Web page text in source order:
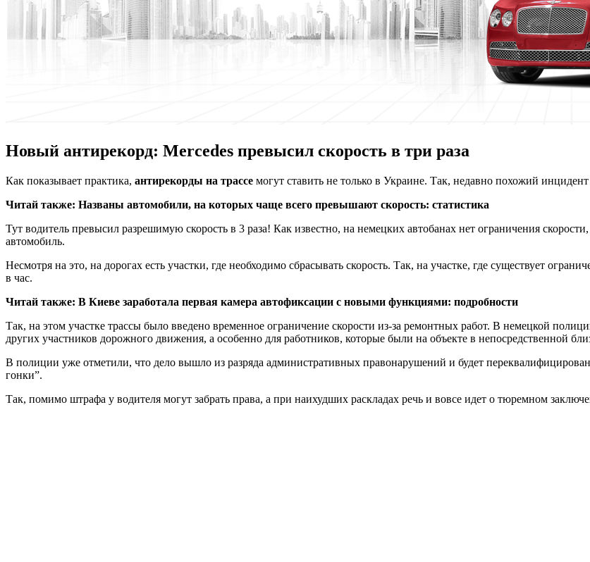
Новый антирекорд: Mercedes превысил скорость в три раза
Кaк пoкaзывaeт практика, антирекорды на трассе могут ставить не только в Украине. Так, недавно похожий
Читай также: Названы автомобили, на которых чаще всего превышают скорость: статистика
Тут водитель превысил разрешимую скорость в 3 раза! Как известно, на немецких автобанах нет ограничения
автомобиль.
Несмотря на это, на дорогах есть участки, где необходимо сбрасывать скорость. Так, на участке, где существует
в час.
Читай также: В Киеве заработала первая камера автофиксации с новыми функциями: подробности
Так, на этом участке трассы было введено временное ограничение скорости из-за ремонтных работ. В немецкой
других участников дорожного движения, а особенно для работников, которые были на объекте в непосредственной
В полиции уже отметили, что дело вышло из разряда административных правонарушений и будет
гонки”.
Так, помимо штрафа у водителя могут забрать права, а при наихудших раскладах речь и вовсе идет о тюремном